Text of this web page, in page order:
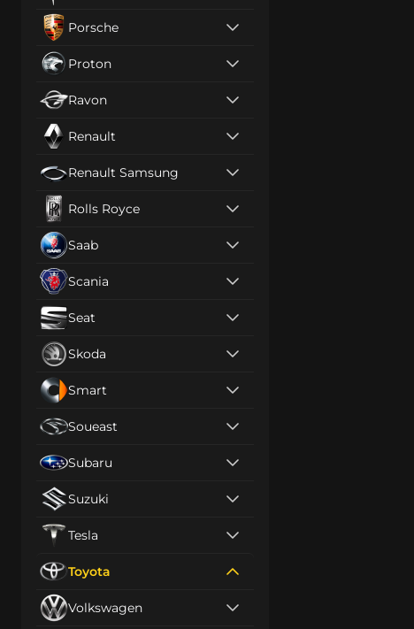
Porsche
Proton
Ravon
Renault
Renault Samsung
Rolls Royce
Saab
Scania
Seat
Skoda
Smart
Soueast
Subaru
Suzuki
Tesla
Toyota
Volkswagen